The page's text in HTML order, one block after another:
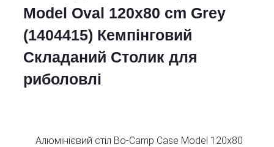
Model Oval 120x80 cm Grey
(1404415) Кемпінговий
Складаний Столик для
риболовлі
Алюмінієвий стіл Bo-Camp Case Model 120x80